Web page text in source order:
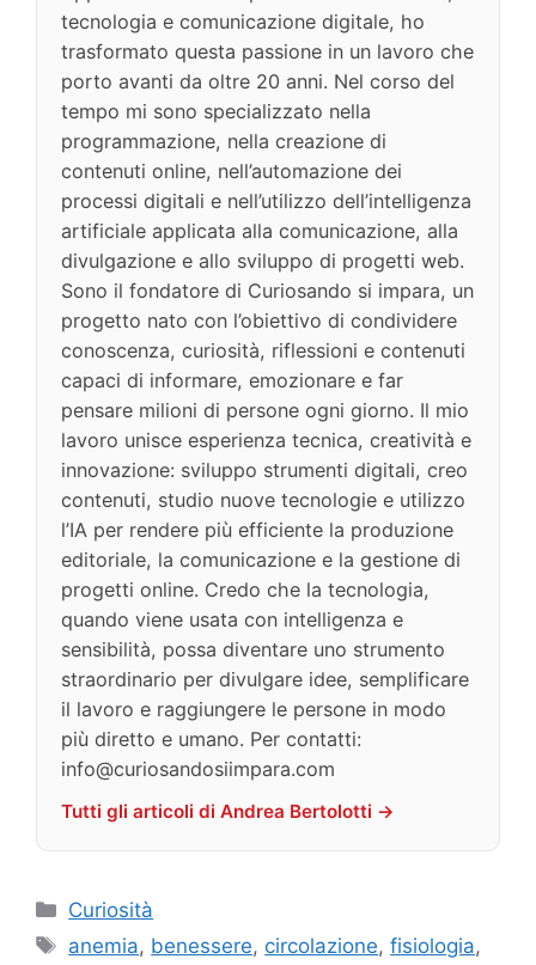
tecnologia e comunicazione digitale, ho
trasformato questa passione in un lavoro che
porto avanti da oltre 20 anni. Nel corso del
tempo mi sono specializzato nella
programmazione, nella creazione di
contenuti online, nell’automazione dei
processi digitali e nell’utilizzo dell’intelligenza
artificiale applicata alla comunicazione, alla
divulgazione e allo sviluppo di progetti web.
Sono il fondatore di Curiosando si impara, un
progetto nato con l’obiettivo di condividere
conoscenza, curiosità, riflessioni e contenuti
capaci di informare, emozionare e far
pensare milioni di persone ogni giorno. Il mio
lavoro unisce esperienza tecnica, creatività e
innovazione: sviluppo strumenti digitali, creo
contenuti, studio nuove tecnologie e utilizzo
l’IA per rendere più efficiente la produzione
editoriale, la comunicazione e la gestione di
progetti online. Credo che la tecnologia,
quando viene usata con intelligenza e
sensibilità, possa diventare uno strumento
straordinario per divulgare idee, semplificare
il lavoro e raggiungere le persone in modo
più diretto e umano. Per contatti:
info@curiosandosiimpara.com
Tutti gli articoli di Andrea Bertolotti →
Categorie
Curiosità
Tag
anemia, benessere, circolazione,fisiologia,